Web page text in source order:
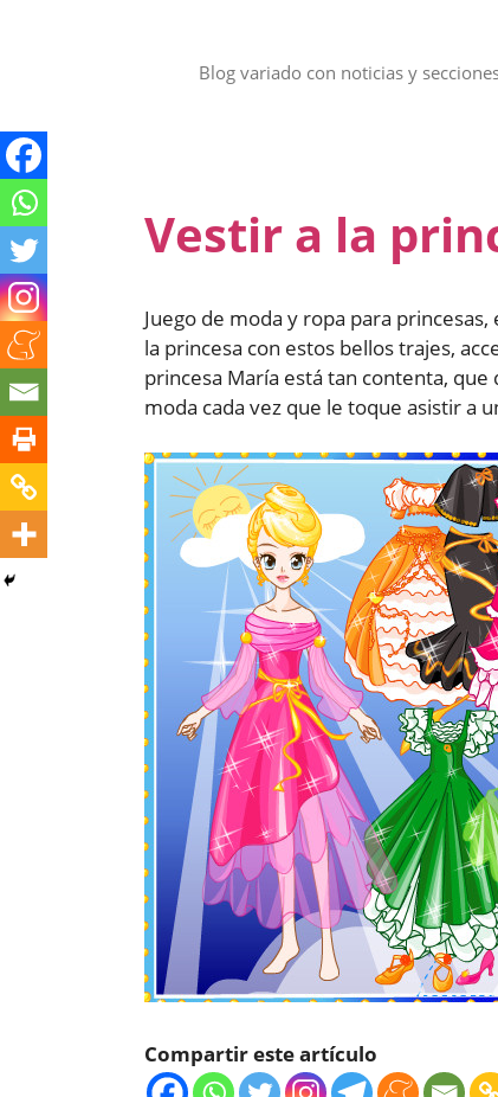
Blog variado con noticias y
Vestir a la
Juego de moda y ropa para
la princesa con estos bellos trajes,
princesa María está tan contenta,
moda cada vez que le toque asistir a
Compartir este artículo